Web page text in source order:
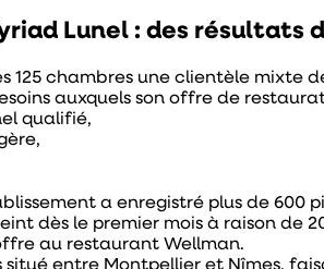
Lunel : des résultats
125 chambres une clientèle mixte
auxquels son offre de
qualifié,
a enregistré plus de 600
dès le premier mois à raison de
au restaurant Wellman.